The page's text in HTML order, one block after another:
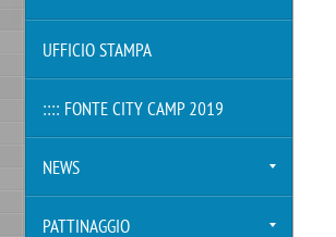
UFFICIO STAMPA
:::: FONTE CITY CAMP 2019
NEWS
PATTINAGGIO